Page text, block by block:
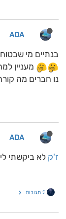
ADA
בנתיים מי
מעניין
נו חברים מה
ADA
ז'ק לא ביקשתי
2 תגובות